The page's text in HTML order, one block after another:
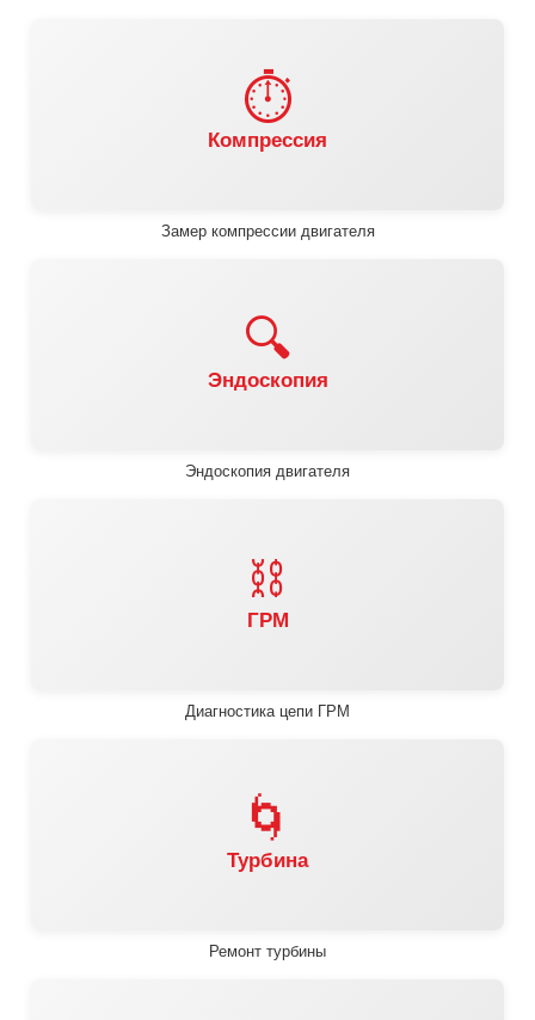
⏱️
Компрессия
Замер компрессии двигателя
🔍
Эндоскопия
Эндоскопия двигателя
⛓️
ГРМ
Диагностика цепи ГРМ
🌀
Турбина
Ремонт турбины